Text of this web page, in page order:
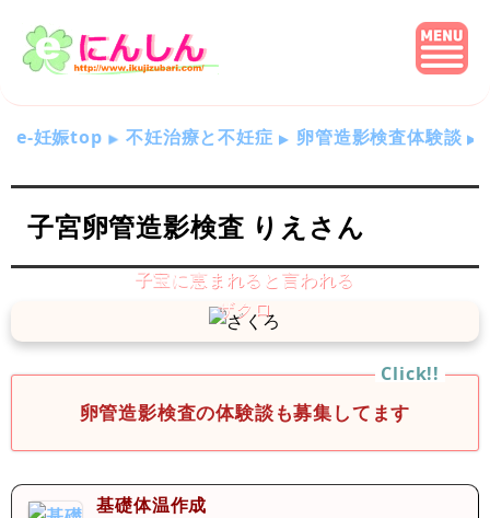
e-妊娠top 不妊治療と不妊症 卵管造影検査体験談
子宮卵管造影検査 りえさん
卵管造影検査の体験談も募集してます
基礎体温作成